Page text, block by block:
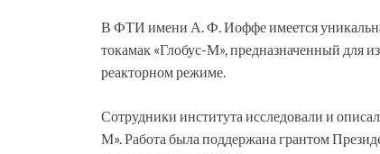
В ФТИ имени А. Ф. Иоффе имеется
токамак «Глобус-М», предназначенный для
реакторном режиме.
Сотрудники института исследовали и
М». Работа была поддержана грантом